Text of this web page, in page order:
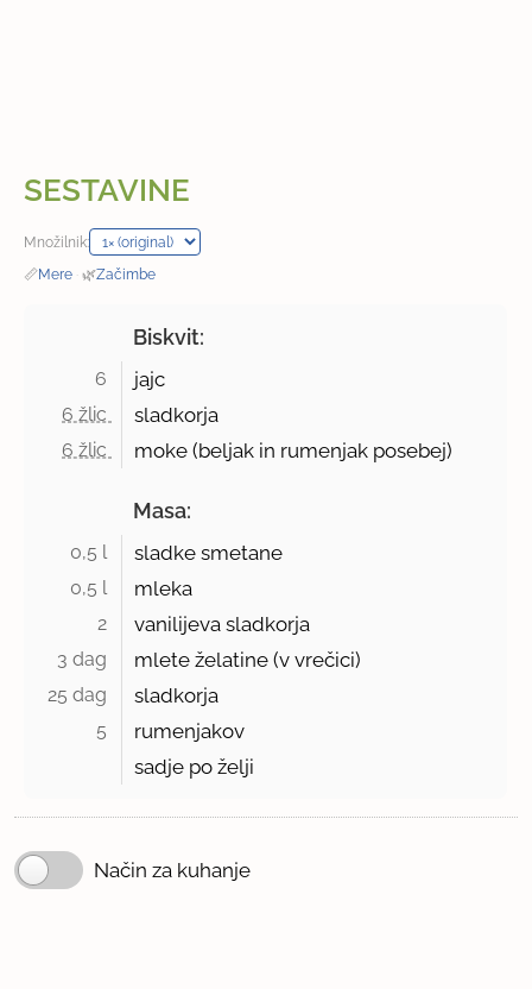
SESTAVINE
Množilnik:
📏Mere · 🌿Začimbe
Biskvit:
6 jajc
6 žlic sladkorja
6 žlic moke (beljak in rumenjak posebej)
Masa:
0,5 l sladke smetane
0,5 l mleka
2 vanilijeva sladkorja
3 dag mlete želatine (v vrečici)
25 dag sladkorja
5
rumenjakov
sadje po želji
Način za kuhanje